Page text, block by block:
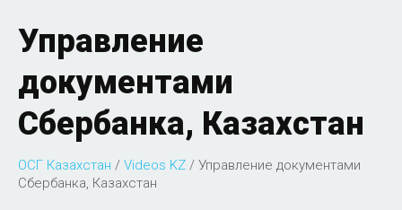
Управление
документами
Сбербанка, Казахстан
ОСГ Казахстан / Videos KZ / Управление документами
Сбербанка, Казахстан